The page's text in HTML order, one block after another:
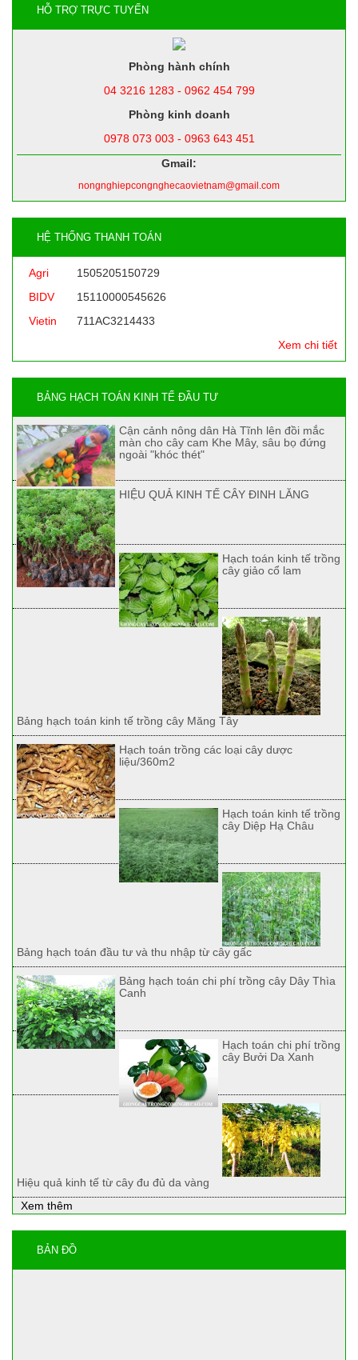
HỖ TRỢ TRỰC TUYẾN
Phòng hành chính
04 3216 1283 - 0962 454 799
Phòng kinh doanh
0978 073 003 - 0963 643 451
Gmail:
nongnghiepcongnghecaovietnam@gmail.com
HỆ THỐNG THANH TOÁN
Agri
1505205150729
BIDV
15110000545626
Vietin
711AC3214433
Xem chi tiết
BẢNG HẠCH TOÁN KINH TẾ ĐẦU TƯ
Cận cảnh nông dân Hà Tĩnh lên đồi mắc
màn cho cây cam Khe Mây, sâu bọ đứng
ngoài "khóc thét"
HIỆU QUẢ KINH TẾ CÂY ĐINH LĂNG
Hạch toán kinh tế trồng
cây giảo cổ lam
Bảng hạch toán kinh tế trồng cây Măng Tây
Hạch toán trồng các loại cây dược
liệu/360m2
Hạch toán kinh tế trồng
cây Diệp Hạ Châu
Bảng hạch toán đầu tư và thu nhập từ cây gấc
Bảng hạch toán chi phí trồng cây Dây Thìa
Canh
Hạch toán chi phí trồng
cây Bưởi Da Xanh
Hiệu quả kinh tế từ cây đu đủ da vàng
Xem thêm
BẢN ĐỒ